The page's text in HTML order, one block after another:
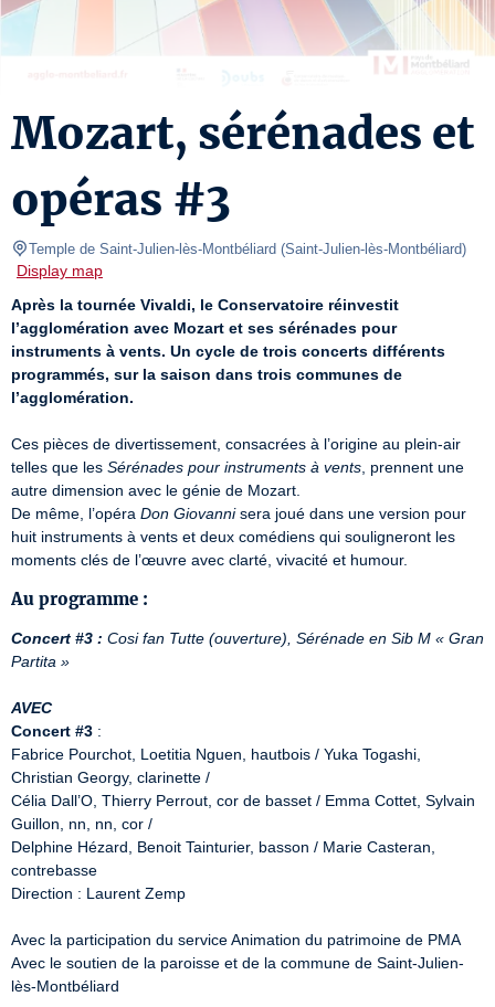
Mozart, sérénades et
opéras #3
Temple de Saint-Julien-lès-Montbéliard (Saint-Julien-lès-Montbéliard)
Display map
Après la tournée Vivaldi, le Conservatoire réinvestit
l’agglomération avec Mozart et ses sérénades pour
instruments à vents. Un cycle de trois concerts différents
programmés, sur la saison dans trois communes de
l’agglomération.
Ces pièces de divertissement, consacrées à l’origine au plein-air
telles que les Sérénades pour instruments à vents , prennent une
autre dimension avec le génie de Mozart.
De même, l’opéra Don Giovanni sera joué dans une version pour
huit instruments à vents et deux comédiens qui souligneront les
moments clés de l’œuvre avec clarté, vivacité et humour.
Au programme :
Concert #3 : Cosi fan Tutte (ouverture), Sérénade en Sib M « Gran
Partita »
AVEC
Concert #3 :
Fabrice Pourchot, Loetitia Nguen, hautbois / Yuka Togashi,
Christian Georgy, clarinette /
Célia Dall’O, Thierry Perrout, cor de basset / Emma Cottet, Sylvain
Guillon, nn, nn, cor /
Delphine Hézard, Benoit Tainturier, basson / Marie Casteran,
contrebasse
Direction : Laurent Zemp
Avec la participation du service Animation du patrimoine de PMA
Avec le soutien de la paroisse et de la commune de Saint-Julien-
lès-Montbéliard